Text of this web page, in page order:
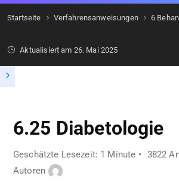
Startseite Verfahrensanweisungen 6
Aktualisiert am 26. Mai 2025
6.25 Diabetologie
Geschätzte Lesezeit: 1 Minute
3822
Autoren